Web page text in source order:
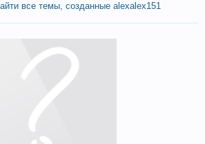
все темы, созданные alexalex151